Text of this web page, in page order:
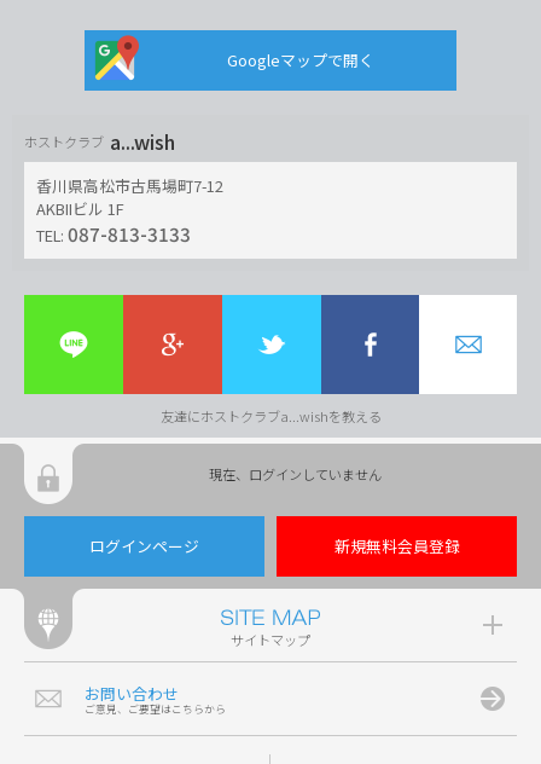
Googleマップで開く
ホストクラブ a...wish
香川県高松市古馬場町7-12
AKBIIビル 1F
TEL: 087-813-3133
友達にホストクラブa...wishを教える
現在、ログインしていません
ログインページ 新規無料会員登録
サイトマップ
お問い合わせ
ご意見、ご要望はこちらから